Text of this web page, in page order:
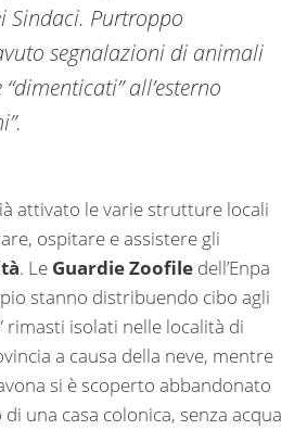
Sindaci. Purtroppo
segnalazioni di animali
all’esterno
attivato le varie strutture locali
ospitare e assistere gli
. Le Guardie Zoofile dell’Enpa
stanno distribuendo cibo agli
rimasti isolati nelle località di
a causa della neve, mentre
si è scoperto abbandonato
una casa colonica, senza acqua